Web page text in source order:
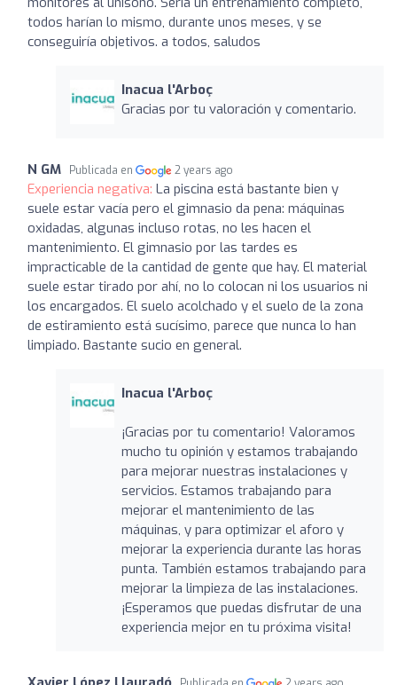
todos harían lo mismo, durante unos meses, y se
conseguiría objetivos. a todos, saludos
Inacua l'Arboç
Gracias por tu valoración y comentario.
N GM Publicada en 2 years ago
Experiencia negativa: La piscina está bastante bien y
suele estar vacía pero el gimnasio da pena: máquinas
oxidadas, algunas incluso rotas, no les hacen el
mantenimiento. El gimnasio por las tardes es
impracticable de la cantidad de gente que hay. El material
suele estar tirado por ahí, no lo colocan ni los usuarios ni
los encargados. El suelo acolchado y el suelo de la zona
de estiramiento está sucísimo, parece que nunca lo han
limpiado. Bastante sucio en general.
Inacua l'Arboç
¡Gracias por tu comentario! Valoramos
mucho tu opinión y estamos trabajando
para mejorar nuestras instalaciones y
servicios. Estamos trabajando para
mejorar el mantenimiento de las
máquinas, y para optimizar el aforo y
mejorar la experiencia durante las horas
punta. También estamos trabajando para
mejorar la limpieza de las instalaciones.
¡Esperamos que puedas disfrutar de una
experiencia mejor en tu próxima visita!